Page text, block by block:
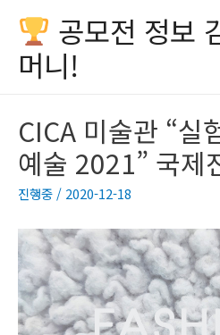
공모전 정보
머니!
CICA 미술관 “실
예술 2021” 국제
진행중 / 2020-12-18